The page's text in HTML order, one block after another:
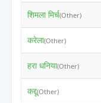
शिमला मिर्च(Other)
करेला(Other)
हरा धनिया(Other)
कद्दू(Other)